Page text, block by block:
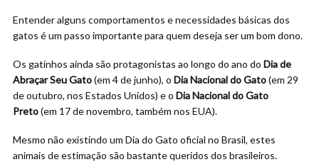
Entender alguns comportamentos e necessidades básicas dos
gatos é um passo importante para quem deseja ser um bom dono.
Os gatinhos ainda são protagonistas ao longo do ano do Dia de
Abraçar Seu Gato(em 4 de junho), o Dia Nacional do Gato(em 29
de outubro, nos Estados Unidos) e o Dia Nacional do Gato
Preto(em 17 de novembro, também nos EUA).
Mesmo não existindo um Dia do Gato oficial no Brasil, estes
animais de estimação são bastante queridos dos brasileiros.